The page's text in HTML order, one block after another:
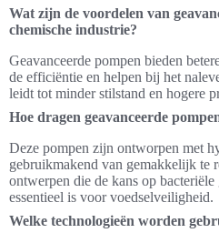
Wat zijn de voordelen van
chemische industrie?
Geavanceerde pompen bieden
de efficiëntie en helpen bij het
leidt tot minder stilstand en hogere
Hoe dragen geavanceerde
Deze pompen zijn ontworpen met
gebruikmakend van gemakkelijk te
ontwerpen die de kans op
essentieel is voor voedselveiligheid.
Welke technologieën worden